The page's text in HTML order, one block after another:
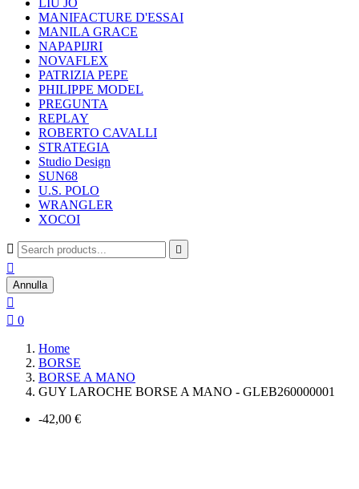
LIU JO
MANIFACTURE D'ESSAI
MANILA GRACE
NAPAPIJRI
NOVAFLEX
PATRIZIA PEPE
PHILIPPE MODEL
PREGUNTA
REPLAY
ROBERTO CAVALLI
STRATEGIA
Studio Design
SUN68
U.S. POLO
WRANGLER
XOCOI
 

Annulla

 0
Home
BORSE
BORSE A MANO
GUY LAROCHE BORSE A MANO - GLEB260000001
-42,00 €